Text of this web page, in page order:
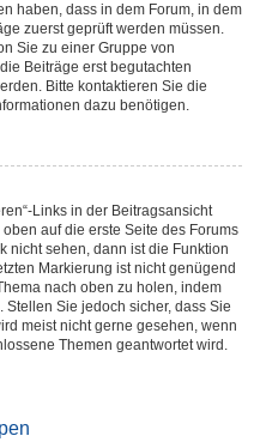
haben, dass in dem Forum, in dem
zuerst geprüft werden müssen.
Sie zu einer Gruppe von
Beiträge erst begutachten
Bitte kontaktieren Sie die
dazu benötigen.
Links in der Beitragsansicht
auf die erste Seite des Forums
nicht sehen, dann ist die Funktion
Markierung ist nicht genügend
nach oben zu holen, indem
Sie jedoch sicher, dass Sie
meist nicht gerne gesehen, wenn
Themen geantwortet wird.